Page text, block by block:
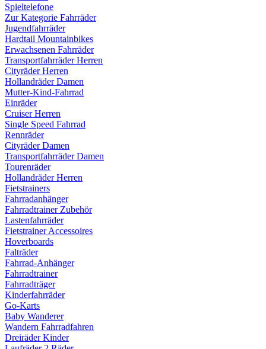
Spieltelefone
Zur Kategorie Fahrräder
Jugendfahrräder
Hardtail Mountainbikes
Erwachsenen Fahrräder
Transportfahrräder Herren
Cityräder Herren
Hollandräder Damen
Mutter-Kind-Fahrrad
Einräder
Cruiser Herren
Single Speed Fahrrad
Rennräder
Cityräder Damen
Transportfahrräder Damen
Tourenräder
Hollandräder Herren
Fietstrainers
Fahrradanhänger
Fahrradtrainer Zubehör
Lastenfahrräder
Fietstrainer Accessoires
Hoverboards
Falträder
Fahrrad-Anhänger
Fahrradtrainer
Fahrradträger
Kinderfahrräder
Go-Karts
Baby Wanderer
Wandern Fahrradfahren
Dreiräder Kinder